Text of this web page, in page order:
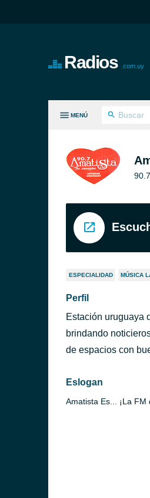
Radios .com.uy
MENÚ
ESPECIALIDAD MÚSICA
Perfil
Estación uruguaya
brindando
de espacios con
Eslogan
Amatista Es... ¡La FM